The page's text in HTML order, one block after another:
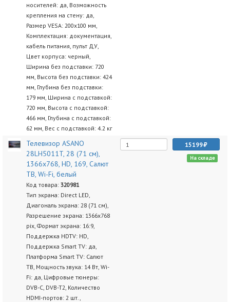
носителей: да, Возможность
крепления на стену: да,
Размер VESA: 200x100 мм,
Комплектация: документация,
кабель питания, пульт ДУ,
Цвет корпуса: черный,
Ширина без подставки: 720
мм, Высота без подставки: 424
мм, Глубина без подставки:
179 мм, Ширина с подставкой:
720 мм, Высота с подставкой:
466 мм, Глубина с подставкой:
62 мм, Вес с подставкой: 4.2 кг
Телевизор ASANO
28LH5011T, 28 (71 см),
1366x768, HD, 169, Салют
ТВ, Wi-Fi, белый
Код товара: 320981
Тип экрана: Direct LED,
Диагональ экрана: 28 (71 см),
Разрешение экрана: 1366х768
pix, Формат экрана: 16:9,
Поддержка HDTV: HD,
Поддержка Smart TV: да,
Платформа Smart TV: Салют
ТВ, Мощность звука: 14 Вт, Wi-
Fi: да, Цифровые тюнеры:
DVB-C, DVB-T2, Количество
HDMI-портов: 2 шт.,
15199
На складе